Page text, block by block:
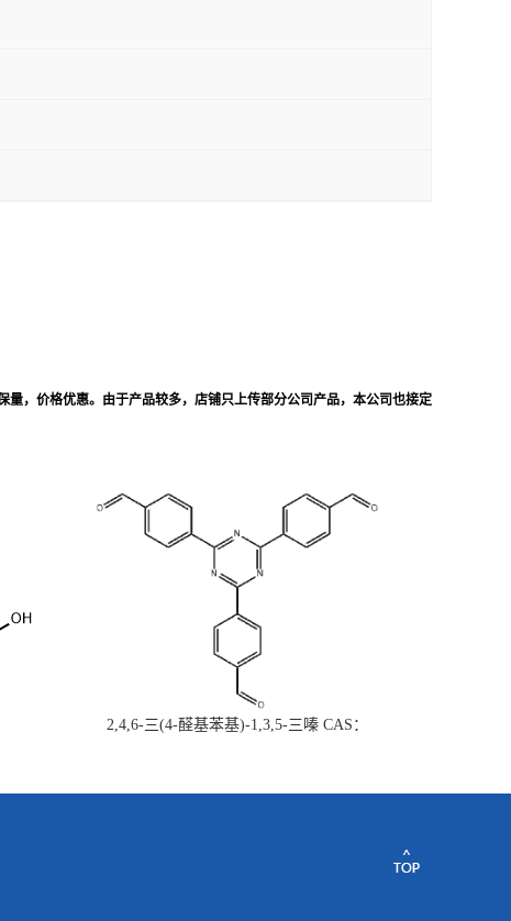
，价格优惠。由于产品较多，店铺只上传部分公司产品，本公司也接定
2,4,6-三(4-醛基苯基)-1,3,5-三嗪 CAS：